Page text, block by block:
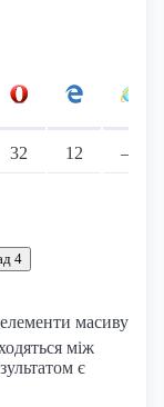
32 12 —
4
елементи масиву
між
є